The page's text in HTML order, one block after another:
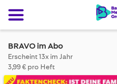
BRAVO im Abo
Erscheint 13x im Jahr
3,99 € pro Heft
Skip